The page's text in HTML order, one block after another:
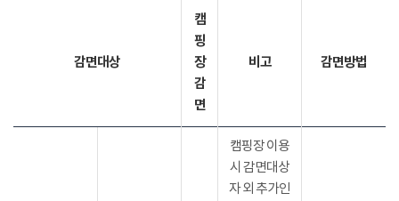
감면대상
캠
핑
장
감
면
비고 감면방법
캠핑장 이용
시 감면대상
자 외 추가인